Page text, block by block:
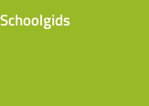
Schoolgids